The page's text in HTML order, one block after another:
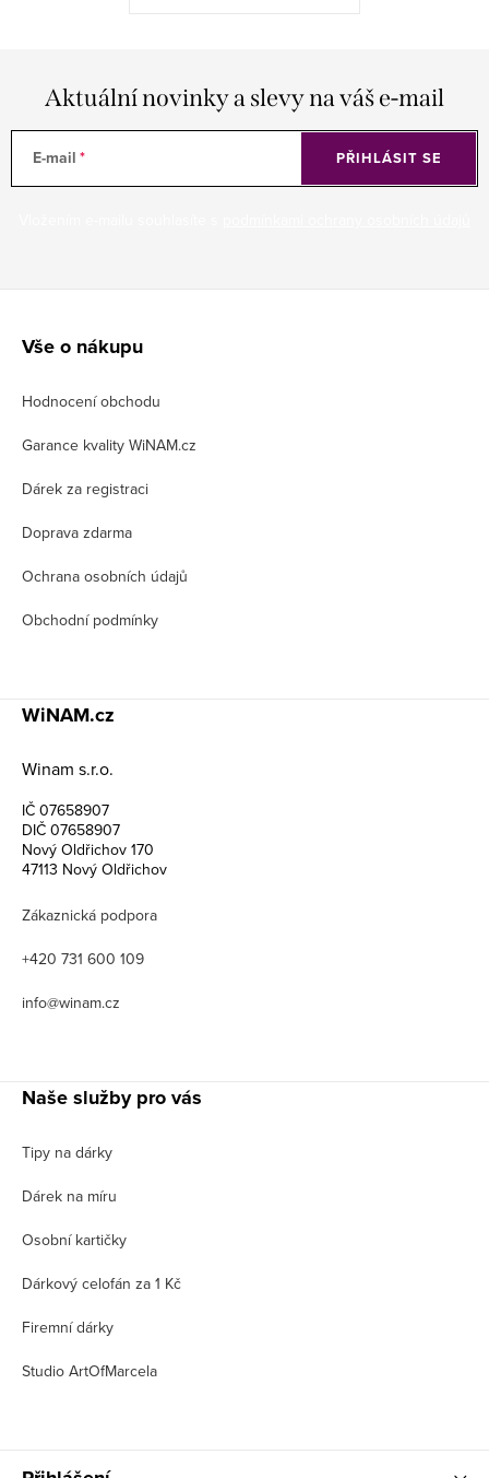
Aktuální novinky a slevy na váš e-mail
E-mail PŘIHLÁSIT SE
Vše o nákupu
Hodnocení obchodu
Garance kvality WiNAM.cz
Dárek za registraci
Doprava zdarma
Ochrana osobních údajů
Obchodní podmínky
WiNAM.cz
Winam s.r.o.
IČ 07658907
DIČ 07658907
Nový Oldřichov 170
47113 Nový Oldřichov
Zákaznická podpora
+420 731 600 109
info@winam.cz
Naše služby pro vás
Tipy na dárky
Dárek na míru
Osobní kartičky
Dárkový celofán za 1 Kč
Firemní dárky
Studio ArtOfMarcela